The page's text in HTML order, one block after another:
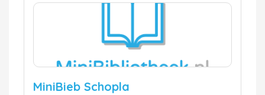
MiniBieb Schopla